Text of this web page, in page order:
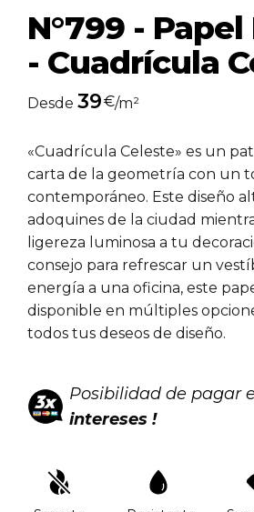
N°799 -
- Cuadrícula
Desde 39€/m²
«Cuadrícula Celeste» es un
carta de la geometría con un
contemporáneo. Este diseño
adoquines de la ciudad
ligereza luminosa a tu
consejo para refrescar un
energía a una oficina, este
disponible en múltiples
todos tus deseos de diseño.
Posibilidad de pagar
intereses !